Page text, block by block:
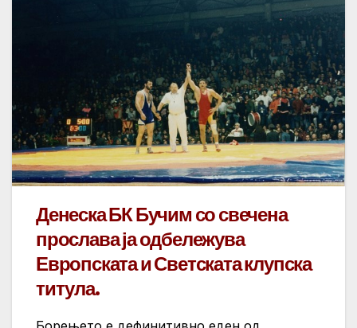
Денеска БК Бучим со свечена
прослава ја одбележува
Европската и Светската клупска
титула.